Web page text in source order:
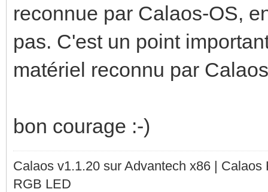
reconnue par Calaos-OS,
pas. C'est un point
matériel reconnu par
bon courage :-)
Calaos v1.1.20 sur Advantech x86 |
RGB LED